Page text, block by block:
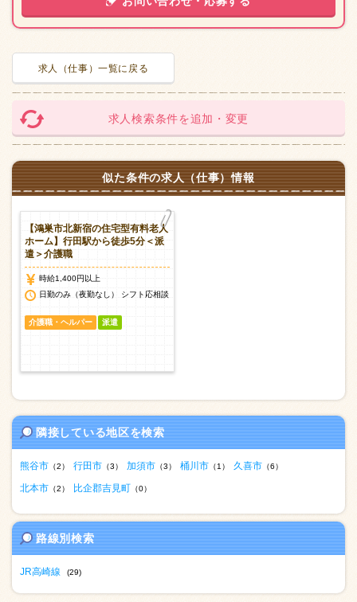
求人（仕事）一覧に戻る
求人検索条件を追加・変更
似た条件の求人（仕事）情報
【鴻巣市北新宿の住宅型有料老人
ホーム】行田駅から徒歩5分＜派
遣＞介護職
時給1,400円以上
日勤のみ（夜勤なし） シフト応相談
介護職・ヘルパー 派遣
隣接している地区を検索
熊谷市 （2） 行田市 （3） 加須市 （3） 桶川市 （1） 久喜市 （6）
北本市 （2） 比企郡吉見町 （0）
路線別検索
JR高崎線 (29)